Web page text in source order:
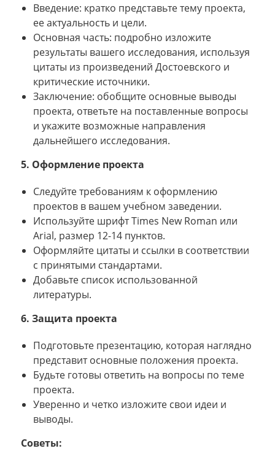
Введение: кратко представьте тему проекта,
ее актуальность и цели.
Основная часть: подробно изложите
результаты вашего исследования, используя
цитаты из произведений Достоевского и
критические источники.
Заключение: обобщите основные выводы
проекта, ответьте на поставленные вопросы
и укажите возможные направления
дальнейшего исследования.
5. Оформление проекта
Следуйте требованиям к оформлению
проектов в вашем учебном заведении.
Используйте шрифт Times New Roman или
Arial, размер 12-14 пунктов.
Оформляйте цитаты и ссылки в соответствии
с принятыми стандартами.
Добавьте список использованной
литературы.
6. Защита проекта
Подготовьте презентацию, которая наглядно
представит основные положения проекта.
Будьте готовы ответить на вопросы по теме
проекта.
Уверенно и четко изложите свои идеи и
выводы.
Советы: